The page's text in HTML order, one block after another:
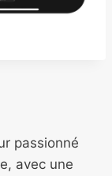
passionné
avec une